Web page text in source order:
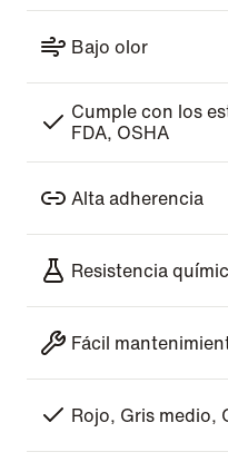
Bajo olor
Cumple con los
FDA, OSHA
Alta adherencia
Resistencia
Fácil
Rojo, Gris medio,